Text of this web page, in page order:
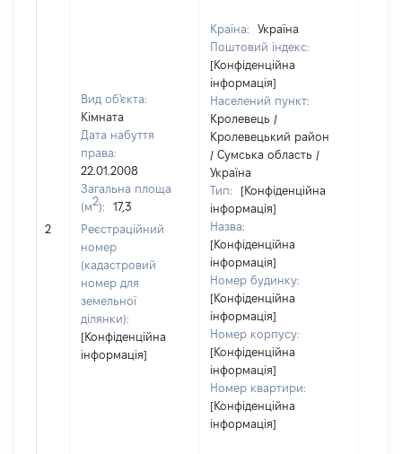
2
Вид об'єкта:
Кімната
Дата набуття
права:
22.01.2008
Загальна площа
(м2):
17,3
Реєстраційний
номер
(кадастровий
номер для
земельної
ділянки):
[Конфіденційна
інформація]
Країна:
Україна
Поштовий індекс:
[Конфіденційна
інформація]
Населений пункт:
Кролевець /
Кролевецький район
/ Сумська область /
Україна
Тип:
[Конфіденційна
інформація]
Назва:
[Конфіденційна
інформація]
Номер будинку:
[Конфіденційна
інформація]
Номер корпусу:
[Конфіденційна
інформація]
Номер квартири:
[Конфіденційна
інформація]